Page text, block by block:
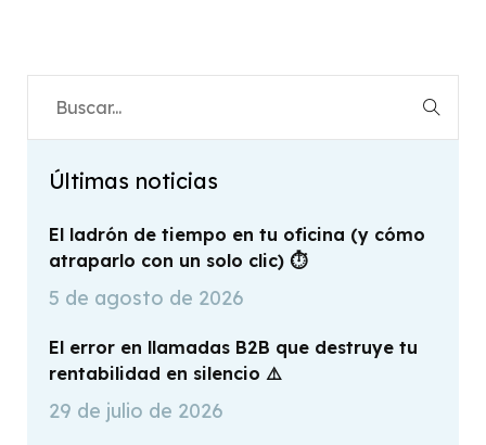
Últimas noticias
El ladrón de tiempo en tu oficina (y cómo
atraparlo con un solo clic) ⏱️
5 de agosto de 2026
El error en llamadas B2B que destruye tu
rentabilidad en silencio ⚠️
29 de julio de 2026